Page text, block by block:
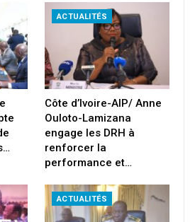
ACTUALITÉS
Côte d’Ivoire-AIP/ Anne
Ouloto-Lamizana
engage les DRH à
renforcer la
performance et…
ACTUALITÉS